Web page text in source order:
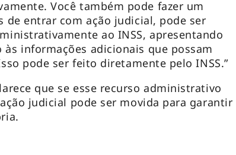
Você também pode fazer um
de entrar com ação judicial, pode ser
ao INSS, apresentando
informações adicionais que possam
pode ser feito diretamente pelo INSS.”
que se esse recurso administrativo
judicial pode ser movida para garantir